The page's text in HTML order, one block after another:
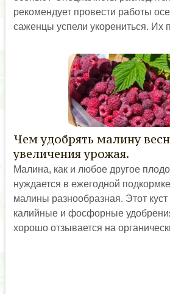
рекомендует провести работы
саженцы успели укорениться. Их
Чем удобрять малину
увеличения урожая.
Малина, как и любое другое
нуждается в ежегодной
малины разнообразная. Этот
калийные и фосфорные
хорошо отзывается на